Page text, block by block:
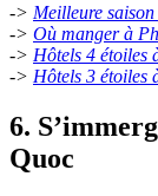
-> Meilleure
-> Où manger à
-> Hôtels 4 étoiles
-> Hôtels 3 étoiles
6.
Quoc